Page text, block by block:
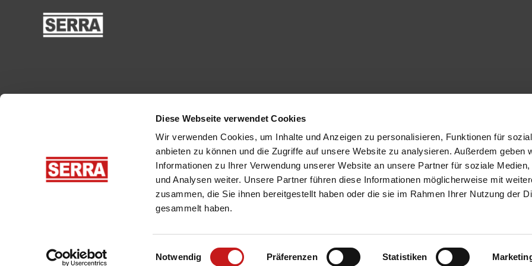
Diese Webseite verwendet Cookies
Wir verwenden Cookies, um Inhalte und Anzeigen zu personalisieren, Funktionen für
anbieten zu können und die Zugriffe auf unsere Website zu analysieren. Außerdem geben
Informationen zu Ihrer Verwendung unserer Website an unsere Partner für soziale Medien,
und Analysen weiter. Unsere Partner führen diese Informationen möglicherweise mit
zusammen, die Sie ihnen bereitgestellt haben oder die sie im Rahmen Ihrer Nutzung der
gesammelt haben.
Einwilligungsauswahl
Notwendig Präferenzen Statistiken
Produkte
Bandsägeblätter
Coach
Branchen
Sägewerke & Lohnsäger
Zimmerei & Tischlerei
Forstwirtschaft
Service
Service & Beratung
FAQ
Aktuelles
News
Messen &
Auszeichnungen